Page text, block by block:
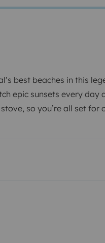
best beaches in this
epic sunsets every day
so you’re all set for
you’ll always have
is all set to take you on a